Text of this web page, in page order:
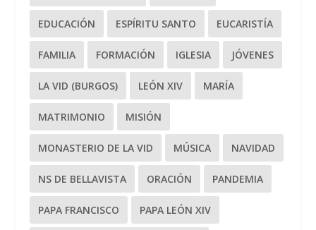
EDUCACIÓN ESPÍRITU SANTO EUCARISTÍA
FAMILIA FORMACIÓN IGLESIA JÓVENES
LA VID (BURGOS) LEÓN XIV MARÍA
MATRIMONIO MISIÓN
MONASTERIO DE LA VID MÚSICA NAVIDAD
NS DE BELLAVISTA ORACIÓN PANDEMIA
PAPA FRANCISCO PAPA LEÓN XIV